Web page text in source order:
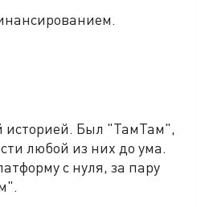
историей. Был "ТамТам",
любой из них до ума.
с нуля, за пару